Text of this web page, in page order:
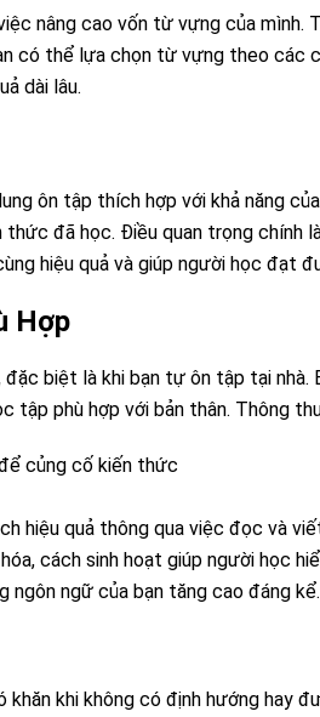
nâng cao vốn từ vựng của mình.
có thể lựa chọn từ vựng theo các
dài lâu.
ôn tập thích hợp với khả năng
đã học. Điều quan trọng chính
hiệu quả và giúp người học đạt
Hợp
biệt là khi bạn tự ôn tập tại nhà.
phù hợp với bản thân. Thông
củng cố kiến thức
hiệu quả thông qua việc đọc và
cách sinh hoạt giúp người học
ngôn ngữ của bạn tăng cao đáng kể.
khi không có định hướng hay